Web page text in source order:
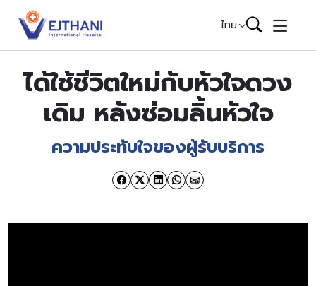
Skip to content
ไทย
ได้ใช้ชีวิตใหม่กับหัวใจดวง
เดิม หลังซ่อมลิ้นหัวใจ
ความประทับใจของผู้รับบริการ